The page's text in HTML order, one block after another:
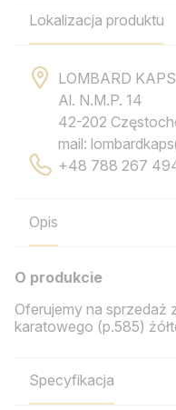
Lokalizacja produktu
LOMBARD KAPS
Al. N.M.P. 14
42-202
mail:
+48 788 267
Opis
O produkcie
Oferujemy na sprzedaż
karatowego (p.585)
Specyfikacja